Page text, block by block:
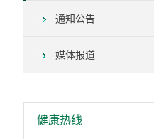
通知公告
媒体报道
健康热线